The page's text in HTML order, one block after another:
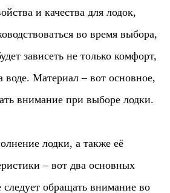
и качества для лодок,
во время выбора,
зависеть не только комфорт,
воде. Материал – вот основное,
внимание при выборе лодки.
лодки, а также её
– вот два основных
обращать внимание во